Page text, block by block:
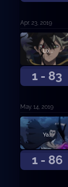
Apr. 23, 2019
1 - 83
Lo grabaré en vuestra memoria
May. 14, 2019
1 - 86
Yami y Vangeance